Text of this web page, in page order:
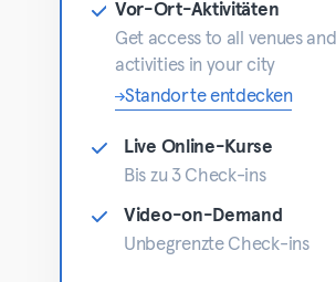
Vor-Ort-Aktivitäten
Get access to all venues and
activities in your city
Standorte entdecken
Live Online-Kurse
Bis zu 3 Check-ins
Video-on-Demand
Unbegrenzte Check-ins